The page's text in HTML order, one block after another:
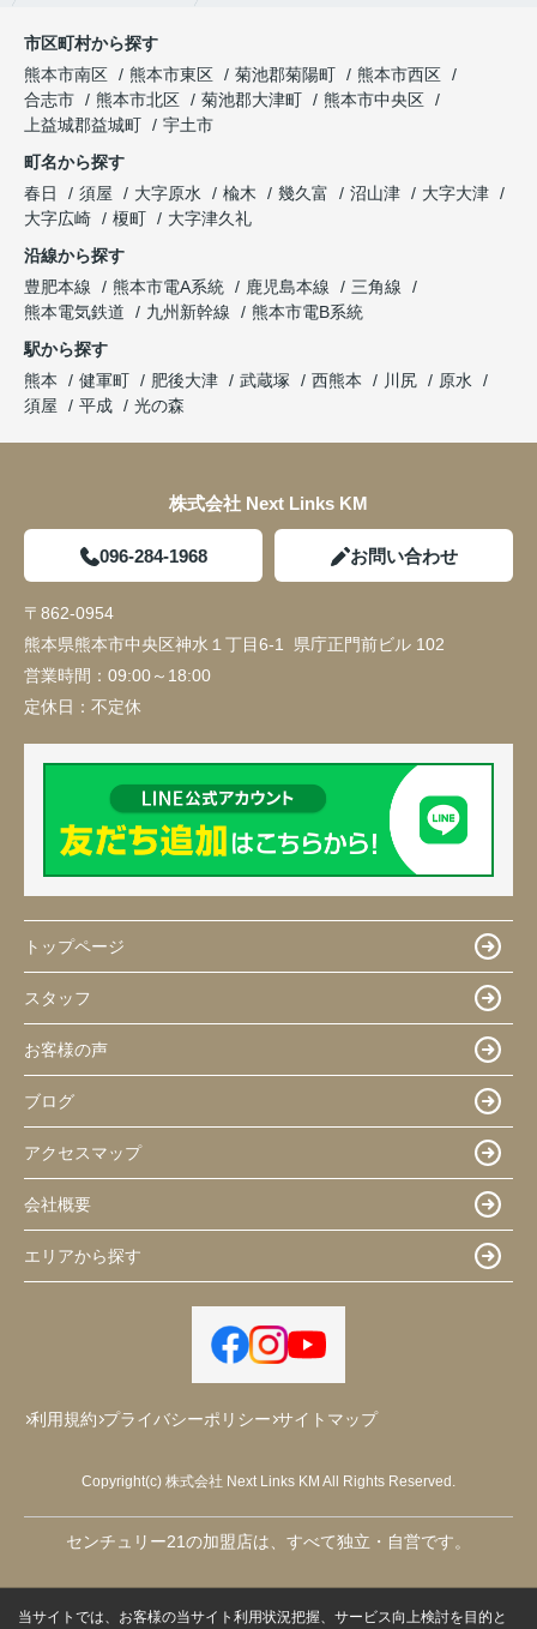
市区町村から探す
熊本市南区
熊本市東区 菊池郡菊陽町
熊本市西区
合志市
熊本市北区 菊池郡大津町
熊本市中央区
上益城郡益城町
宇土市
町名から探す
春日
須屋 大字原水 楡木 幾久富 沼山津
大字大津
大字広崎
榎町
大字津久礼
沿線から探す
豊肥本線
熊本市電A系統 鹿児島本線
三角線
熊本電気鉄道
九州新幹線
熊本市電B系統
駅から探す
熊本
健軍町 肥後大津 武蔵塚 西熊本 川尻
原水
須屋
平成 光の森
株式会社 Next Links KM
096-284-1968 お問い合わせ
〒862-0954
熊本県熊本市中央区神水１丁目6-1 県庁正門前ビル 102
営業時間： 09:00～18:00
定休日： 不定休
トップページ
スタッフ
お客様の声
ブログ
アクセスマップ
会社概要
エリアから探す
利用規約 プライバシーポリシー サイトマップ
Copyright(c) 株式会社 Next Links KM All Rights Reserved.
センチュリー21の加盟店は、すべて独立・自営です。
当サイトでは、お客様の当サイト利用状況把握、サービス向上検討を目的と